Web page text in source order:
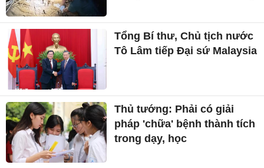
Tổng Bí thư, Chủ tịch nước
Tô Lâm tiếp Đại sứ Malaysia
Thủ tướng: Phải có giải
pháp 'chữa' bệnh thành tích
trong dạy, học